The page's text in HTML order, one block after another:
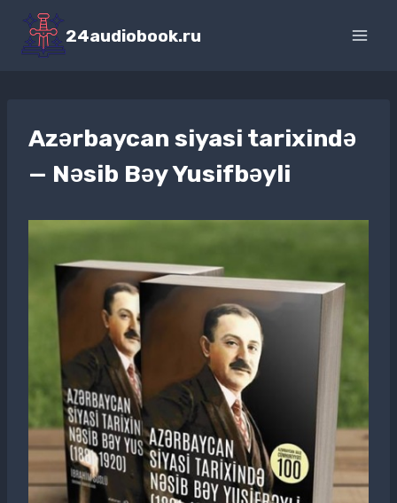
Перейти
содержимому
24audiobook.ru
Azərbaycan siyasi tarixində
— Nəsib Bəy Yusifbəyli